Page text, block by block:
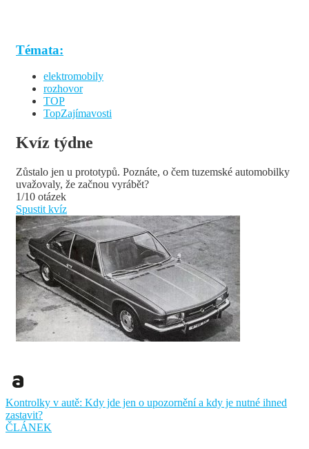
Témata:
elektromobily
rozhovor
TOP
TopZajímavosti
Kvíz týdne
Zůstalo jen u prototypů. Poznáte, o čem tuzemské automobilky
uvažovaly, že začnou vyrábět?
1/10 otázek
Spustit kvíz
Kontrolky v autě: Kdy jde jen o upozornění a kdy je nutné ihned
zastavit?
ČLÁNEK